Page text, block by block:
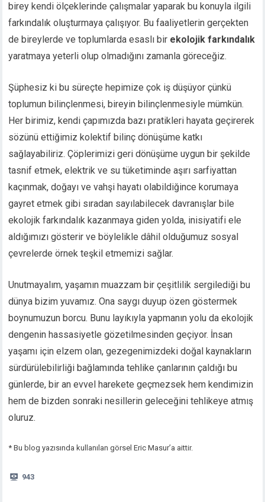
birey kendi ölçeklerinde çalışmalar yaparak bu konuyla ilgili
farkındalık oluşturmaya çalışıyor. Bu faaliyetlerin gerçekten
de bireylerde ve toplumlarda esaslı bir ekolojik farkındalık
yaratmaya yeterli olup olmadığını zamanla göreceğiz.
Şüphesiz ki bu süreçte hepimize çok iş düşüyor çünkü
toplumun bilinçlenmesi, bireyin bilinçlenmesiyle mümkün.
Her birimiz, kendi çapımızda bazı pratikleri hayata geçirerek
sözünü ettiğimiz kolektif bilinç dönüşüme katkı
sağlayabiliriz. Çöplerimizi geri dönüşüme uygun bir şekilde
tasnif etmek, elektrik ve su tüketiminde aşırı sarfiyattan
kaçınmak, doğayı ve vahşi hayatı olabildiğince korumaya
gayret etmek gibi sıradan sayılabilecek davranışlar bile
ekolojik farkındalık kazanmaya giden yolda, inisiyatifi ele
aldığımızı gösterir ve böylelikle dâhil olduğumuz sosyal
çevrelerde örnek teşkil etmemizi sağlar.
Unutmayalım, yaşamın muazzam bir çeşitlilik sergilediği bu
dünya bizim yuvamız. Ona saygı duyup özen göstermek
boynumuzun borcu. Bunu layıkıyla yapmanın yolu da ekolojik
dengenin hassasiyetle gözetilmesinden geçiyor. İnsan
yaşamı için elzem olan, gezegenimizdeki doğal kaynakların
sürdürülebilirliği bağlamında tehlike çanlarının çaldığı bu
günlerde, bir an evvel harekete geçmezsek hem kendimizin
hem de bizden sonraki nesillerin geleceğini tehlikeye atmış
oluruz.
* Bu blog yazısında kullanılan görsel Eric Masur’a aittir.
943